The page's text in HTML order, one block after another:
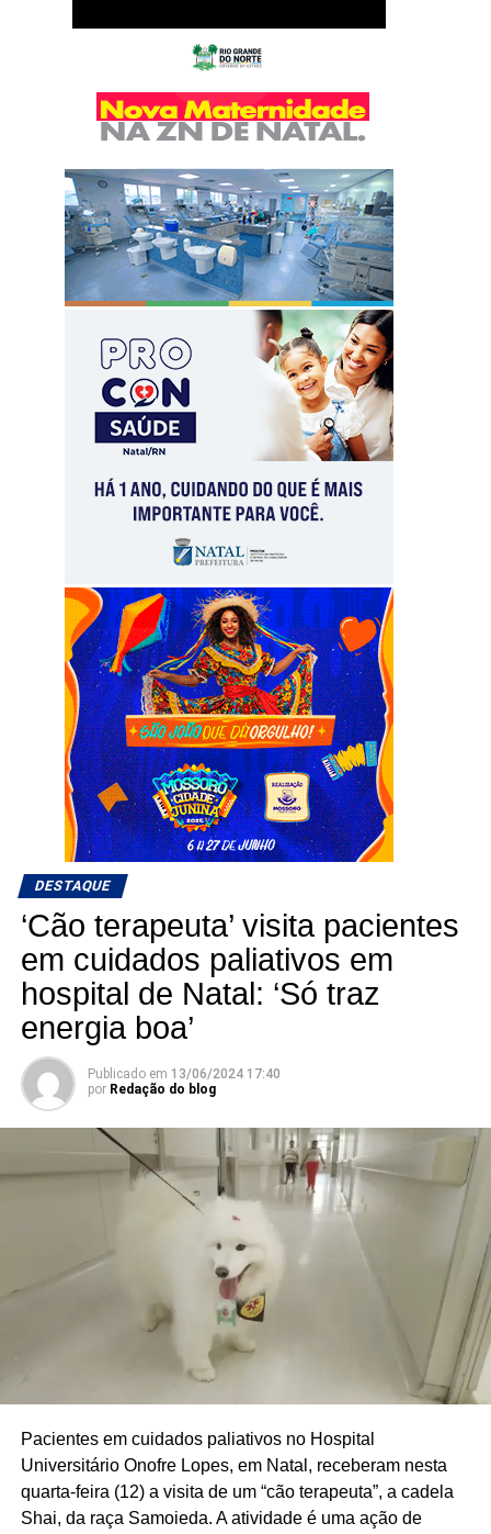
DESTAQUE
‘Cão terapeuta’ visita pacientes
em cuidados paliativos em
hospital de Natal: ‘Só traz
energia boa’
Publicado em 13/06/2024 17:40
por Redação do blog
Pacientes em cuidados paliativos no Hospital
Universitário Onofre Lopes, em Natal, receberam nesta
quarta-feira (12) a visita de um “cão terapeuta”, a cadela
Shai, da raça Samoieda. A atividade é uma ação de